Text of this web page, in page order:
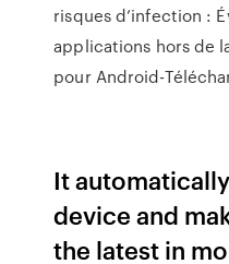
risques d’infection :
applications hors de
pour Android-
It
device and
the latest in